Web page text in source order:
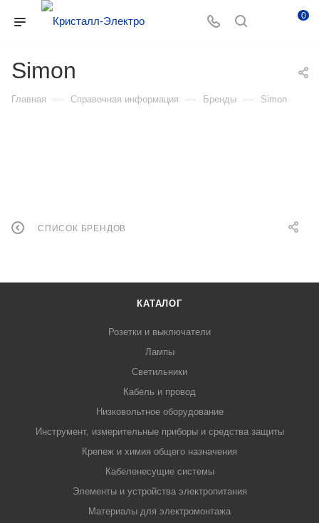
0
Simon
Главная — Справочная информация — Бренды — Simon
СПИСОК БРЕНДОВ
КАТАЛОГ
Розетки и выключатели
Лампы
Светильники
Кабель и провод
Низковольтное оборудование
Инструмент, измерительные приборы и средства защиты
Крепеж и химия общего назначения
Кабеленесущие системы
Элементы и устройства электропитания
Материалы для электромонтажа